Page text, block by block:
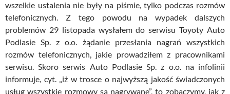
wszelkie ustalenia nie były na piśmie, tylko podczas rozmów
telefonicznych. Z tego powodu na wypadek dalszych
problemów 29 listopada wysłałem do serwisu Toyoty Auto
Podlasie Sp. z o.o. żądanie przesłania nagrań wszystkich
rozmów telefonicznych, jakie prowadziłem z pracownikami
serwisu. Skoro serwis Auto Podlasie Sp. z o.o. na infolinii
informuje, cyt. „iż w trosce o najwyższą jakość świadczonych
usług wszystkie rozmowy są nagrywane”, to zobaczymy, jak z